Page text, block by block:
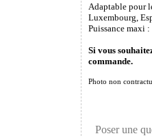
Adaptable pour
Luxembourg,
Puissance maxi :
Si vous
commande.
Photo non
Poser une